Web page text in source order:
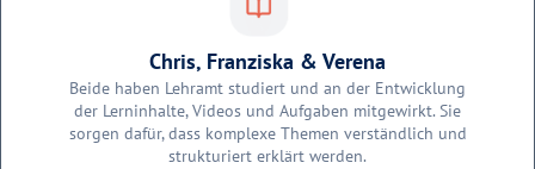
Chris, Franziska & Verena
Beide haben Lehramt studiert und an der Entwicklung
der Lerninhalte, Videos und Aufgaben mitgewirkt. Sie
sorgen dafür, dass komplexe Themen verständlich und
strukturiert erklärt werden.